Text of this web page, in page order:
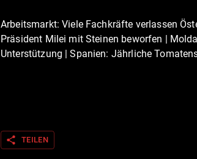
Arbeitsmarkt: Viele Fachkräfte verlassen
Präsident Milei mit Steinen beworfen |
Unterstützung | Spanien: Jährliche
share TEILEN